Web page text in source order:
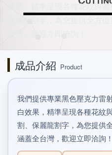
效果，精準呈現各種花紋與
成品介紹 Product
我們提供專業黑色壓克力雷
白效果，精準呈現各種花紋
割、保麗龍割字，為您提供
涵蓋全台灣，歡迎立即洽詢！